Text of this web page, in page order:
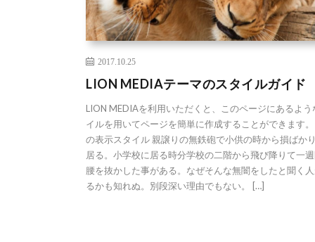
2017.10.25
LION MEDIAテーマのスタイルガイド
LION MEDIAを利用いただくと、このページにあるよう
イルを用いてページを簡単に作成することができます
の表示スタイル 親譲りの無鉄砲で小供の時から損ばか
居る。小学校に居る時分学校の二階から飛び降りて一
腰を抜かした事がある。なぜそんな無闇をしたと聞く
るかも知れぬ。別段深い理由でもない。 […]